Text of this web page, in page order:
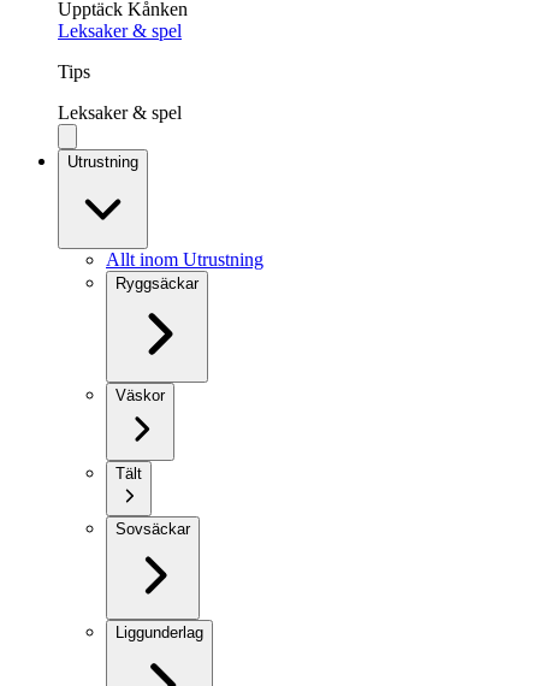
Upptäck Kånken
Leksaker & spel
Tips
Leksaker & spel
Utrustning
Allt inom Utrustning
Ryggsäckar
Väskor
Tält
Sovsäckar
Liggunderlag